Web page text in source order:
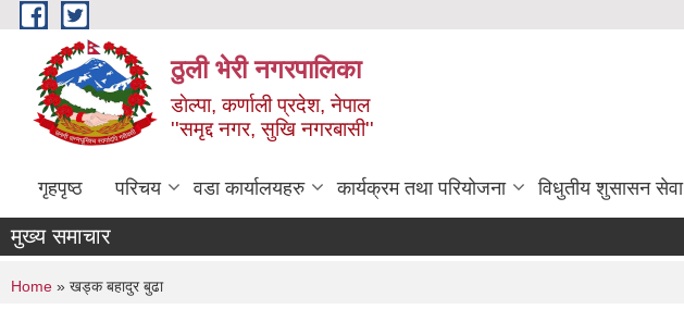
Skip to main content
ठुली भेरी नगरपालिका
डाेल्पा, कर्णाली प्रदेश, नेपाल
''समृद्द नगर, सुखि नगरबासी''
गृहपृष्ठ परिचय वडा कार्यालयहरु कार्यक्रम तथा परियोजना विधुतीय शुसासन सेवा
मुख्य समाचार
You are here
Home » खड्क बहादुर बुढा